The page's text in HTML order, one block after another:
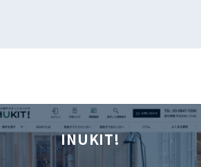
INUKIT!